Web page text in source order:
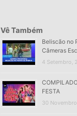
Vê Também
Beliscão no
Câmeras
4 Setembro,
FESTA
30